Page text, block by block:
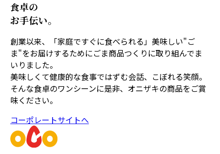
食卓の
お手伝い。
創業以来、「家庭ですぐに食べられる」美味しい"ご
ま"をお届けするためにごま商品つくりに取り組んでま
いりました。
美味しくて健康的な食事ではずむ会話、こぼれる笑顔。
そんな食卓のワンシーンに是非、オニザキの商品をご賞
味ください。
コーポレートサイトへ